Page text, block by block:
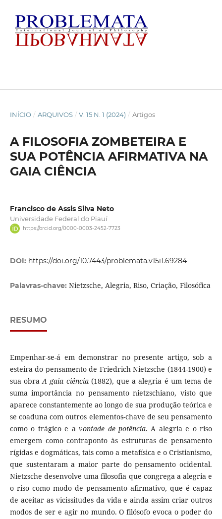
INÍCIO / ARQUIVOS / V. 15 N. 1 (2024) / Artigos
A FILOSOFIA ZOMBETEIRA E
SUA POTÊNCIA AFIRMATIVA NA
GAIA CIÊNCIA
Francisco de Assis Silva Neto
Universidade Federal do Piauí
https://orcid.org/0000-0003-2452-7723
DOI: https://doi.org/10.7443/problemata.v15i1.69284
Palavras-chave: Nietzsche, Alegria, Riso, Criação, Filosófica
RESUMO
Empenhar-se-á em demonstrar no presente artigo, sob a
esteira do pensamento de Friedrich Nietzsche (1844-1900) e
sua obraA gaia ciência(1882), que a alegria é um tema de
suma importância no pensamento nietzschiano, visto que
aparece constantemente ao longo de sua produção teórica e
se coaduna com outros elementos-chave de seu pensamento
como o trágico e avontade de potência. A alegria e o riso
emergem como contraponto às estruturas de pensamento
rígidas e dogmáticas, tais como a metafísica e o Cristianismo,
que sustentaram a maior parte do pensamento ocidental.
Nietzsche desenvolve uma filosofia que congrega a alegria e
o riso como modo de pensamento afirmativo, que é capaz
de aceitar as vicissitudes da vida e ainda assim criar outros
modos de ser e agir no mundo. O filósofo evoca o poder do